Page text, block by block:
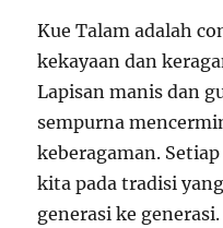
Kue Talam adalah
kekayaan dan
Lapisan manis dan
sempurna
keberagaman.
kita pada tradisi
generasi ke